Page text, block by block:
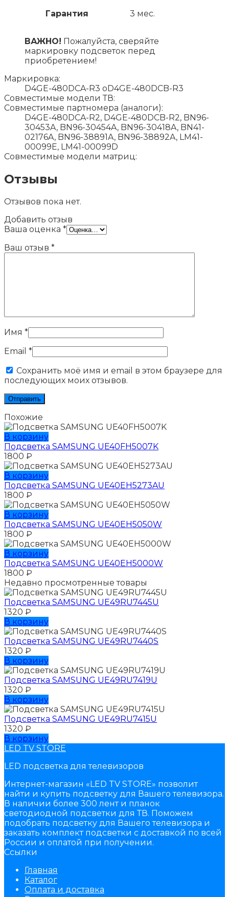
Гарантия 3 мес.
ВАЖНО! Пожалуйста, сверяйте
маркировку подсветок перед
приобретением!
Маркировка:
D4GE-480DCA-R3 oD4GE-480DCB-R3
Совместимые модели ТВ:
Совместимые партномера (аналоги):
D4GE-480DCA-R2, D4GE-480DCB-R2, BN96-
30453A, BN96-30454A, BN96-30418A, BN41-
02176A, BN96-38891A, BN96-38892A, LM41-
00099E, LM41-00099D
Совместимые модели матриц:
Отзывы
Отзывов пока нет.
Добавить отзыв
Ваша оценка *
Ваш отзыв *
Имя *
Email *
Сохранить моё имя и email в этом браузере для
последующих моих отзывов.
Похожие
В корзину
Подсветка SAMSUNG UE40FH5007K
1800 ₽
В корзину
Подсветка SAMSUNG UE40EH5273AU
1800 ₽
В корзину
Подсветка SAMSUNG UE40EH5050W
1800 ₽
В корзину
Подсветка SAMSUNG UE40EH5000W
1800 ₽
Недавно просмотренные товары
Подсветка SAMSUNG UЕ49RU7445U
1320 ₽
В корзину
Подсветка SAMSUNG UЕ49RU7440S
1320 ₽
В корзину
Подсветка SAMSUNG UЕ49RU7419U
1320 ₽
В корзину
Подсветка SAMSUNG UЕ49RU7415U
1320 ₽
В корзину
LED TV STORE
LED подсветка для телевизоров
Интернет-магазин «LED TV STORE» позволит
найти и купить подсветку для Вашего телевизора.
В наличии более 300 лент и планок
светодиодной подсветки для ТВ. Поможем
подобрать подсветку для Вашего телевизора и
заказать комплект подсветки с доставкой по всей
России и оплатой при получении.
Ссылки
Главная
Каталог
Оплата и доставка